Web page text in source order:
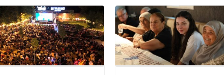
tamamlayacaklarını ifade
ederek açıklamalarda
bulundu. Kocaman,
“Gölcük’te ve Kocaeli
genelinde ses getirecek
projelerimizi tek tek hayata
geçireceğiz” dedi
tezgahlarda taze balık
bulunduğunu ifade ederek
“Yıl boyunca tezgahlarda
taze balık bulmak mümkün
oluyor” dedi